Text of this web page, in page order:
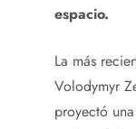
espacio.
La más
Volodymyr
proyectó